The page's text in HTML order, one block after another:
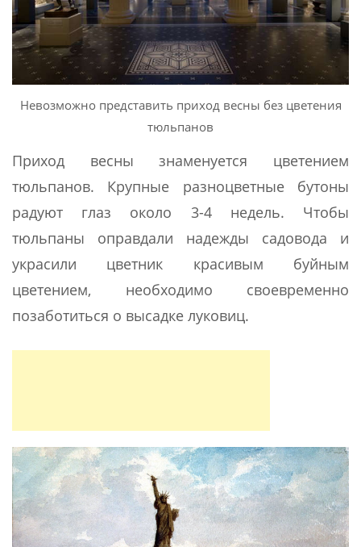
Невозможно представить приход весны без цветения
тюльпанов
Приход весны знаменуется цветением
тюльпанов. Крупные разноцветные бутоны
радуют глаз около 3-4 недель. Чтобы
тюльпаны оправдали надежды садовода и
украсили цветник красивым буйным
цветением, необходимо своевременно
позаботиться о высадке луковиц.